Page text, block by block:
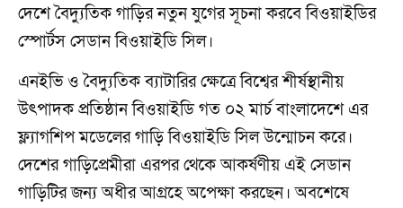
দেশে বৈদ্যুতিক গাড়ির নতুন যুগের সূচনা করবে বিওয়াইডির
স্পোর্টস সেডান বিওয়াইডি সিল।
এনইভি ও বৈদ্যুতিক ব্যাটারির ক্ষেত্রে বিশ্বের শীর্ষস্থানীয়
উৎপাদক প্রতিষ্ঠান বিওয়াইডি গত ০২ মার্চ বাংলাদেশে এর
ফ্ল্যাগশিপ মডেলের গাড়ি বিওয়াইডি সিল উন্মোচন করে।
দেশের গাড়িপ্রেমীরা এরপর থেকে আকর্ষণীয় এই সেডান
গাড়িটির জন্য অধীর আগ্রহে অপেক্ষা করছেন। অবশেষে